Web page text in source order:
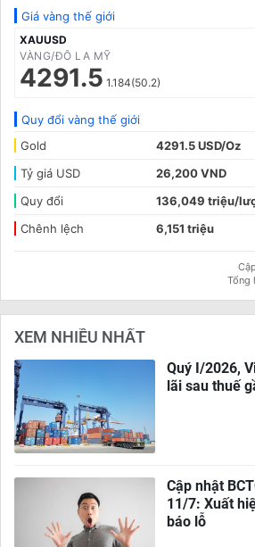
Giá vàng thế giới
XAUUSD
VÀNG/ĐÔ LA MỸ
4291.5 1.184(50.2)
Quy đổi vàng thế giới
Gold
4291.5 USD/Oz
Tỷ giá USD
26,200 VND
Quy đổi
136,049 triệu/
Chênh lệch
6,151 triệu
Tổng
XEM NHIỀU NHẤT
Quý I/2026,
lãi sau thuế
Cập nhật
11/7: Xuất
báo lỗ